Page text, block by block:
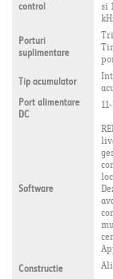
control si
Porturi
suplimentare
Tip acumulator
Port alimentare
DC
Software
Constructie